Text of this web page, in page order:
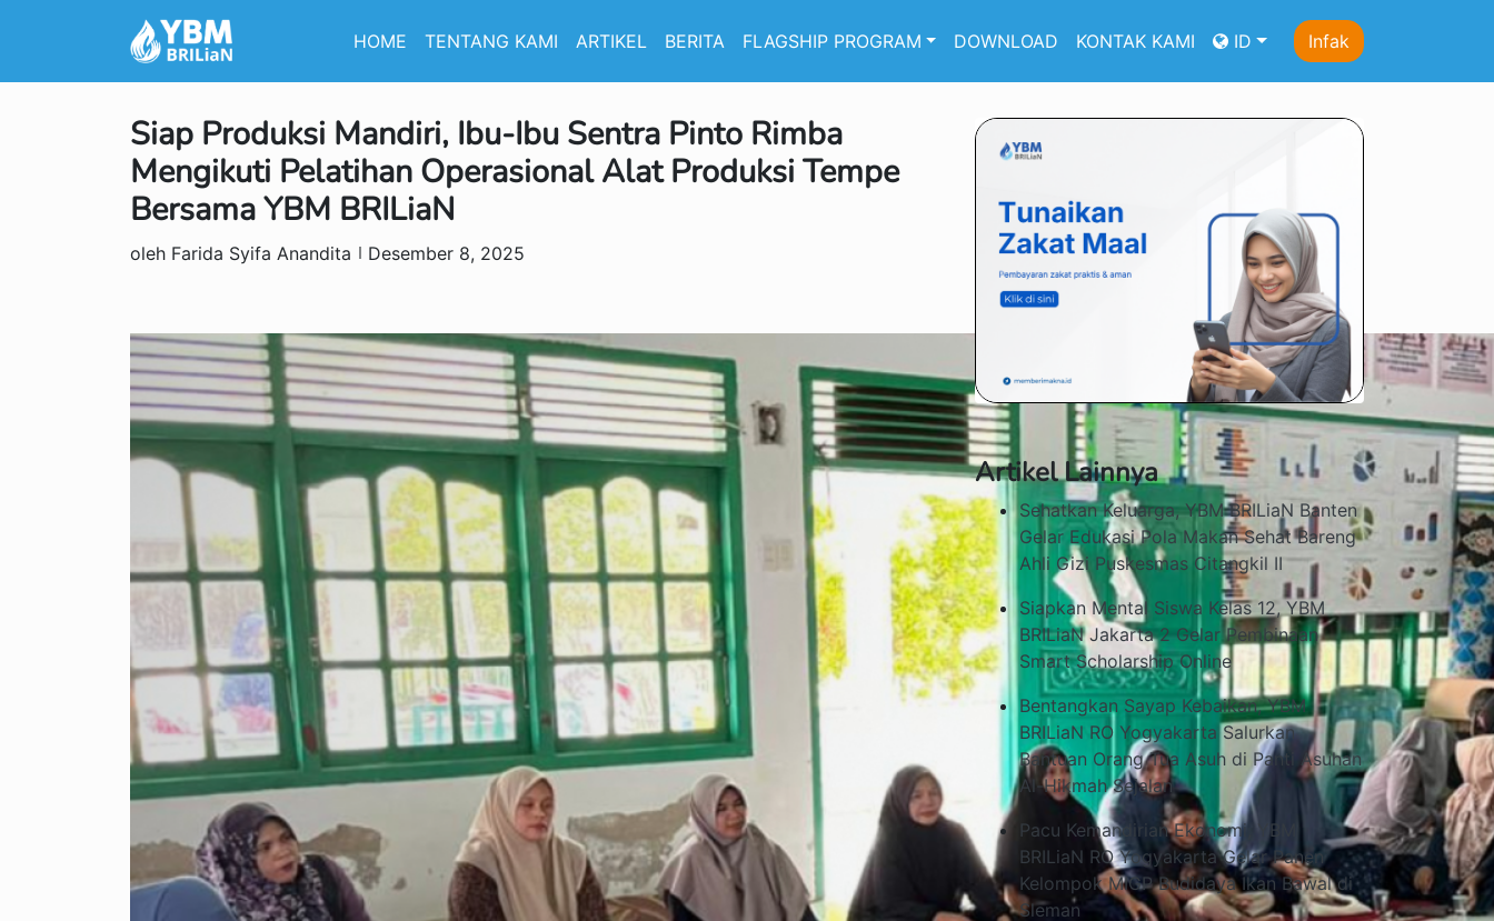
HOME TENTANG KAMI ARTIKEL BERITA FLAGSHIP PROGRAM DOWNLOAD KONTAK KAMI ID Infak
Siap Produksi Mandiri, Ibu-Ibu Sentra Pinto Rimba
Mengikuti Pelatihan Operasional Alat Produksi Tempe
Bersama YBM BRILiaN
oleh Farida Syifa Anandita Desember 8, 2025
Artikel Lainnya
Sehatkan Keluarga, YBM BRILiaN Banten
Gelar Edukasi Pola Makan Sehat Bareng
Ahli Gizi Puskesmas Citangkil II
Siapkan Mental Siswa Kelas 12, YBM
BRILiaN Jakarta 2 Gelar Pembinaan
Smart Scholarship Online
Bentangkan Sayap Kebaikan, YBM
BRILiaN RO Yogyakarta Salurkan
Bantuan Orang Tua Asuh di Panti Asuhan
Al-Hikmah Sejalan
Pacu Kemandirian Ekonomi, YBM
BRILiaN RO Yogyakarta Gelar Panen
Kelompok MIGP Budidaya Ikan Bawal di
Sleman